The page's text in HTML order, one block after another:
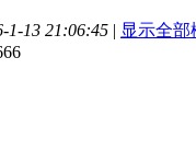
1-13 21:06:45 | 显示全部